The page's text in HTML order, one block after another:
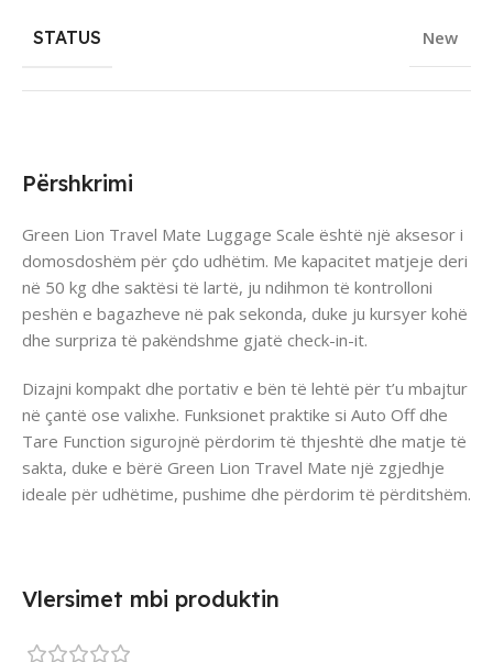
Përshkrimi
Green Lion Travel Mate Luggage Scale është një aksesor i
domosdoshëm për çdo udhëtim. Me kapacitet matjeje deri
në 50 kg dhe saktësi të lartë, ju ndihmon të kontrolloni
peshën e bagazheve në pak sekonda, duke ju kursyer kohë
dhe surpriza të pakëndshme gjatë check-in-it.
Dizajni kompakt dhe portativ e bën të lehtë për t’u mbajtur
në çantë ose valixhe. Funksionet praktike si Auto Off dhe
Tare Function sigurojnë përdorim të thjeshtë dhe matje të
sakta, duke e bërë Green Lion Travel Mate një zgjedhje
ideale për udhëtime, pushime dhe përdorim të përditshëm.
STATUS New
Vlersimet mbi produktin